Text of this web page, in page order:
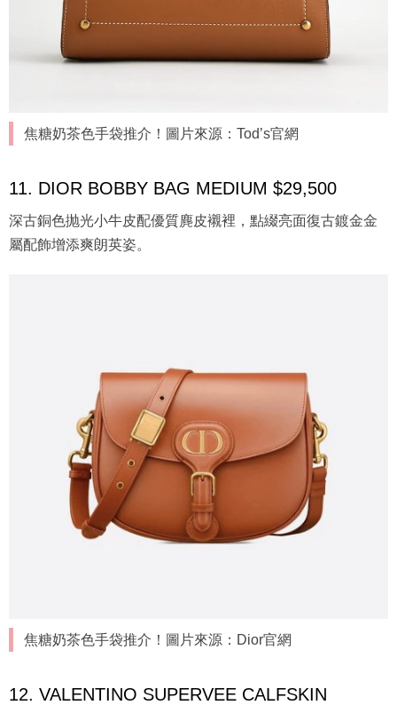
焦糖奶茶色手袋推介！圖片來源：Tod’s官網
11. DIOR BOBBY BAG MEDIUM $29,500
深古銅色抛光小牛皮配優質麂皮襯裡，點綴亮面復古鍍金金
屬配飾增添爽朗英姿。
焦糖奶茶色手袋推介！圖片來源：Dior官網
12. VALENTINO SUPERVEE CALFSKIN